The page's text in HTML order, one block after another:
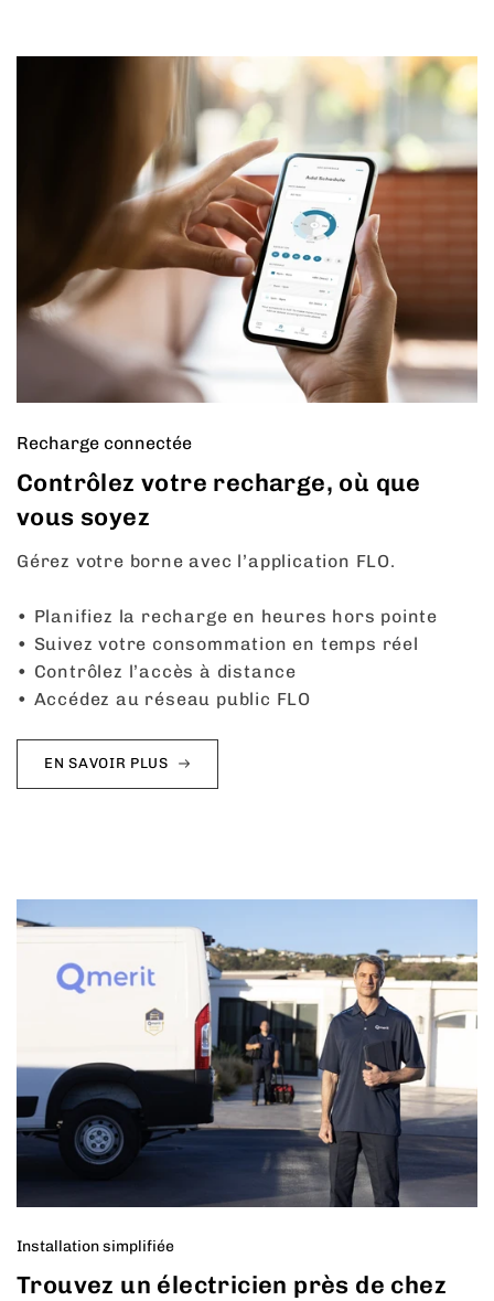
Recharge connectée
Contrôlez votre recharge, où que
vous soyez
Gérez votre borne avec l’application FLO.
• Planifiez la recharge en heures hors pointe
• Suivez votre consommation en temps réel
• Contrôlez l’accès à distance
• Accédez au réseau public FLO
EN SAVOIR PLUS
Installation simplifiée
Trouvez un électricien près de chez